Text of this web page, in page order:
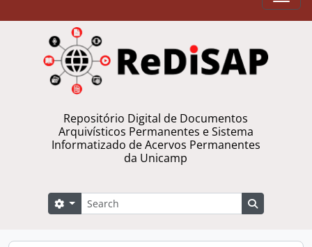
Repositório Digital de Documentos
Arquivísticos Permanentes e Sistema
Informatizado de Acervos Permanentes
da Unicamp
Buscar
Opções de busca